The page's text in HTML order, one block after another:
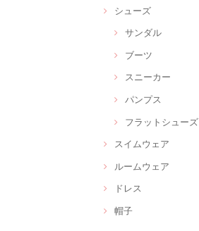
シューズ
サンダル
ブーツ
スニーカー
パンプス
フラットシューズ
スイムウェア
ルームウェア
ドレス
帽子